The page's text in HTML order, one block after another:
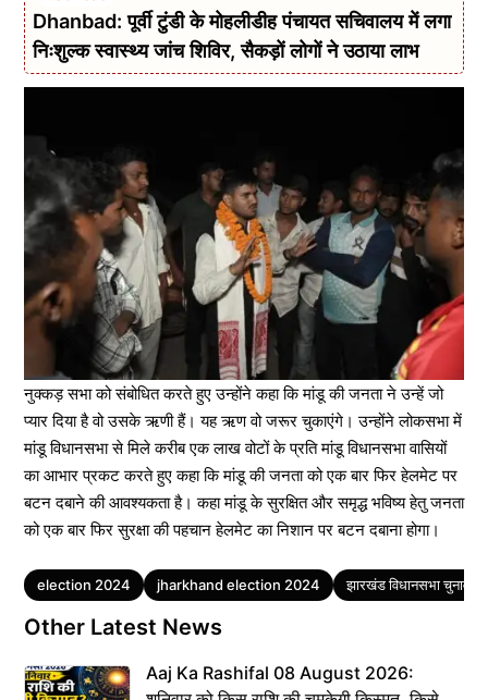
Dhanbad: पूर्वी टुंडी के मोहलीडीह पंचायत सचिवालय में लगा
निःशुल्क स्वास्थ्य जांच शिविर, सैकड़ों लोगों ने उठाया लाभ
नुक्कड़ सभा को संबोधित करते हुए उन्होंने कहा कि मांडू की जनता ने उन्हें जो
प्यार दिया है वो उसके ऋणी हैं। यह ऋण वो जरूर चुकाएंगे। उन्होंने लोकसभा में
मांडू विधानसभा से मिले करीब एक लाख वोटों के प्रति मांडू विधानसभा वासियों
का आभार प्रकट करते हुए कहा कि मांडू की जनता को एक बार फिर हेलमेट पर
बटन दबाने की आवश्यकता है। कहा मांडू के सुरक्षित और समृद्ध भविष्य हेतु जनता
को एक बार फिर सुरक्षा की पहचान हेलमेट का निशान पर बटन दबाना होगा।
Tags
election 2024 jharkhand election 2024 झारखंड विधानसभा चुनाव
Other Latest News
Aaj Ka Rashifal 08 August 2026: